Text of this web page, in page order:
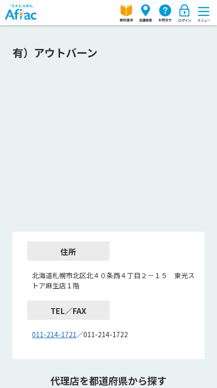
有）アウトバーン
住所
北海道札幌市北区北４０条西４丁目２－１５ 東光ス
トア麻生店１階
TEL／FAX
011-214-1721／011-214-1722
代理店を都道府県から探す